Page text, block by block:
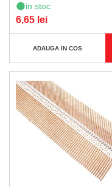
in stoc
6,65 lei
ADAUGA IN COS